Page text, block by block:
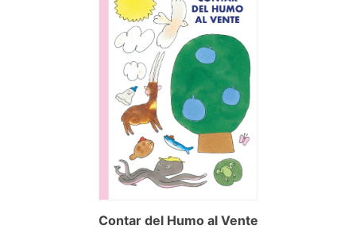
Contar del Humo al Vente